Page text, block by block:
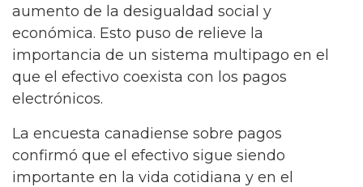
aumento de la desigualdad social y
económica. Esto puso de relieve la
importancia de un sistema multipago en el
que el efectivo coexista con los pagos
electrónicos.
La encuesta canadiense sobre pagos
confirmó que el efectivo sigue siendo
importante en la vida cotidiana y en el